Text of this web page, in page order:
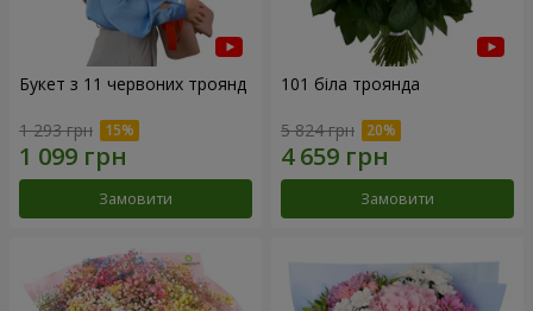
Букет з 11 червоних троянд
1 293 грн
Замовити
101 біла троянда
5 824 грн
Замовити